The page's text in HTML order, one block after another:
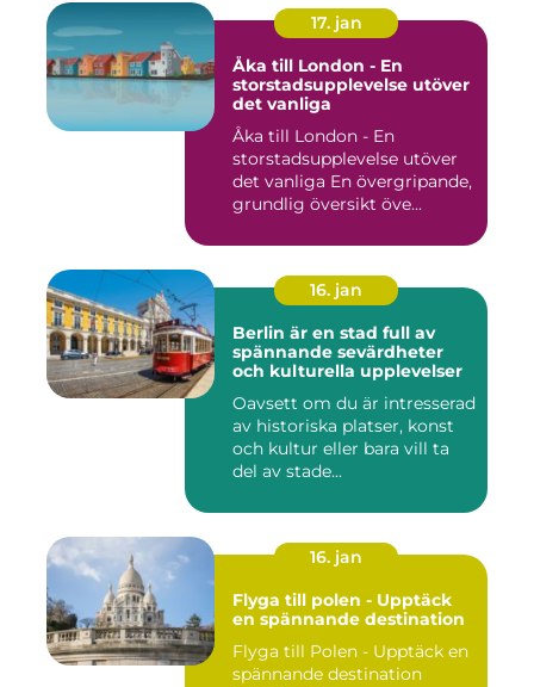
17. jan
Åka till London - En
storstadsupplevelse utöver
det vanliga
Åka till London - En
storstadsupplevelse utöver
det vanliga En övergripande,
grundlig översikt öve...
16. jan
Berlin är en stad full av
spännande sevärdheter
och kulturella upplevelser
Oavsett om du är intresserad
av historiska platser, konst
och kultur eller bara vill ta
del av stade...
16. jan
Flyga till polen - Upptäck
en spännande destination
Flyga till Polen - Upptäck en
spännande destination